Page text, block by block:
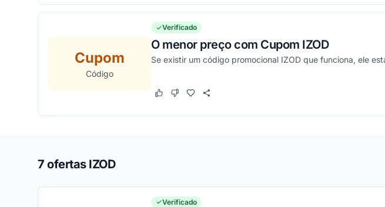
Cupom
Código
Verificado
O menor preço com Cupom IZOD
Se existir um código promocional IZOD que funciona, ele
Este cupom funcionou
Este cupom não funcionou
7 ofertas IZOD
Verificado